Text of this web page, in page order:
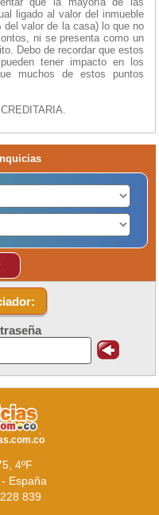
ligado al valor del inmueble
valor de la casa) lo que no
ni se presenta como un
Debo de recordar que estos
tener impacto en los
muchos de estos puntos
4ºF
España
839